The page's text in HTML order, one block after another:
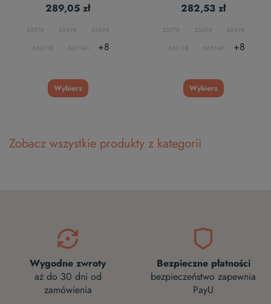
289,05 zł
55X78 55X98
66X98
66X118
66X140 +8
Wybierz
282,53 zł
55X78 55X98
66X98
66X118
66X140 +8
Wybierz
Zobacz wszystkie produkty z kategorii
Wygodne zwroty
aż do 30 dni od
zamówienia
Bezpieczne płatności
bezpieczeństwo zapewnia
PayU